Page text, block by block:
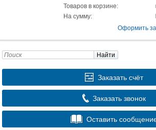
Товаров в корзине:
На сумму:
Оформить
Найти
Заказать счёт
Заказать звонок
Оставить